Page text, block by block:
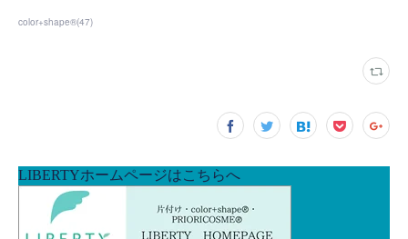
color+shape®(47)